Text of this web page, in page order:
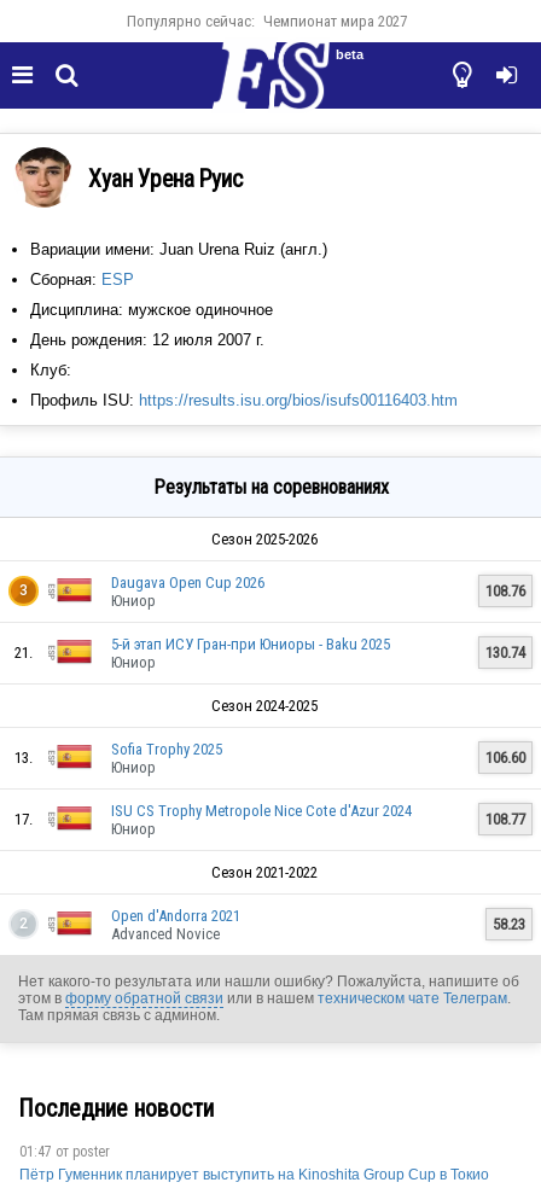
Популярно сейчас: Чемпионат мира 2027
  

beta
Хуан Урена Руис
Вариации имени: Juan Urena Ruiz (англ.)
Сборная: ESP
Дисциплина: мужское одиночное
День рождения: 12 июля 2007 г.
Клуб:
Профиль ISU: https://results.isu.org/bios/isufs00116403.htm
Результаты на соревнованиях
Сезон 2025-2026
3
ESP
Daugava Open Cup 2026
Юниор
108.76
21.
5-й этап ИСУ Гран-при Юниоры - Baku 2025
Юниор
130.74
Сезон 2024-2025
13.
Sofia Trophy 2025
Юниор
106.60
17.
ISU CS Trophy Metropole Nice Cote d'Azur 2024
Юниор
108.77
Сезон 2021-2022
2
Open d'Andorra 2021
Advanced Novice
58.23
Нет какого-то результата или нашли ошибку? Пожалуйста, напишите об
этом в форму обратной связи или в нашем техническом чате Телеграм.
Там прямая связь с админом.
Последние новости
01:47 от poster
Пётр Гуменник планирует выступить на Kinoshita Group Cup в Токио